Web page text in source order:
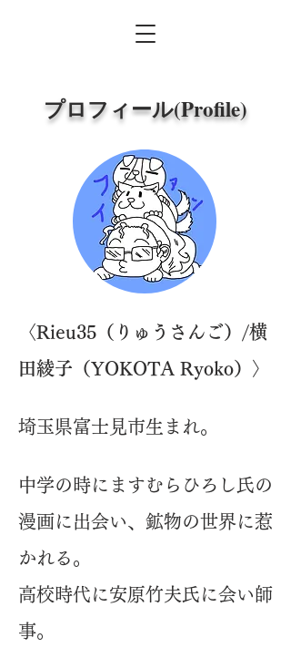
​ プロフィール(Profile)
〈Rieu35（りゅうさんご）/横
田綾子（YOKOTA Ryoko）〉
埼玉県富士見市生まれ。
中学の時にますむらひろし氏の
漫画に出会い、鉱物の世界に惹
かれる。
高校時代に安原竹夫氏に会い師
事。